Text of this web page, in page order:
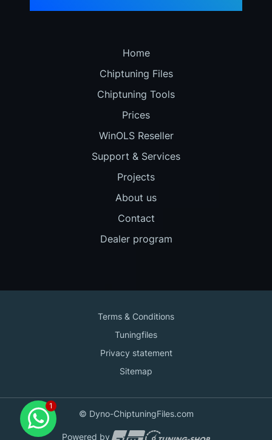
Home
Chiptuning Files
Chiptuning Tools
Prices
WinOLS Reseller
Support & Services
Projects
About us
Contact
Dealer program
Terms & Conditions
Tuningfiles
Privacy statement
Sitemap
© Dyno-ChiptuningFiles.com
Powered by
Contact us